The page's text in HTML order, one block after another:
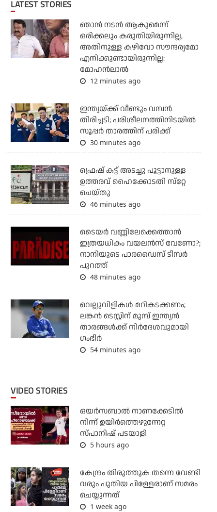
LATEST STORIES
ഞാൻ നടൻ ആകുമെന്ന്
ഒരിക്കലും കരുതിയിരുന്നില്ല,
അതിനുള്ള കഴിവോ സൗന്ദര്യമോ
എനിക്കുണ്ടായിരുന്നില്ല:
മോഹൻലാൽ
12 minutes ago
ഇന്ത്യയ്ക്ക് വീണ്ടും വമ്പന്‍
തിരിച്ചടി; പരിശീലനത്തിനിടയില്‍
സൂപ്പര്‍ താരത്തിന് പരിക്ക്
30 minutes ago
ഫ്രെഷ് കട്ട് അടച്ചു പൂട്ടാനുള്ള
ഉത്തരവ് ഹൈക്കോടതി സ്‌റ്റേ
ചെയ്തു
46 minutes ago
ടൈയര്‍ വണ്ണിലേക്കെത്താന്‍
ഇത്രയധികം വയലന്‍സ് വേണോ?;
നാനിയുടെ പാരഡൈസ് ടീസര്‍
പുറത്ത്
48 minutes ago
വെല്ലുവിളികള്‍ മറികടക്കണം;
ലങ്കന്‍ ടെസ്റ്റിന് മുമ്പ് ഇന്ത്യന്‍
താരങ്ങള്‍ക്ക് നിര്‍ദേശവുമായി
ഗംഭീര്‍
54 minutes ago
VIDEO STORIES
ഒയര്‍സബാൽ നാണക്കേടിൽ
നിന്ന് ഉയിർത്തെഴുന്നേറ്റ
സ്പാനിഷ് പടയാളി
5 hours ago
കേന്ദ്രം തിരുത്തുക തന്നെ വേണ്ടി
വരും പുതിയ പിള്ളേരാണ് സമരം
ചെയ്യുന്നത്
1 week ago